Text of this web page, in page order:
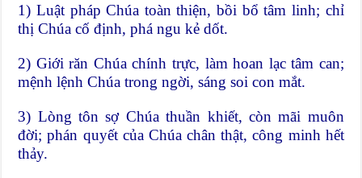
1) Luật pháp Chúa toàn thiện, bồi bổ tâm linh; chỉ
thị Chúa cố định, phá ngu kẻ dốt.
2) Giới răn Chúa chính trực, làm hoan lạc tâm can;
mệnh lệnh Chúa trong ngời, sáng soi con mắt.
3) Lòng tôn sợ Chúa thuần khiết, còn mãi muôn
đời; phán quyết của Chúa chân thật, công minh hết
thảy.